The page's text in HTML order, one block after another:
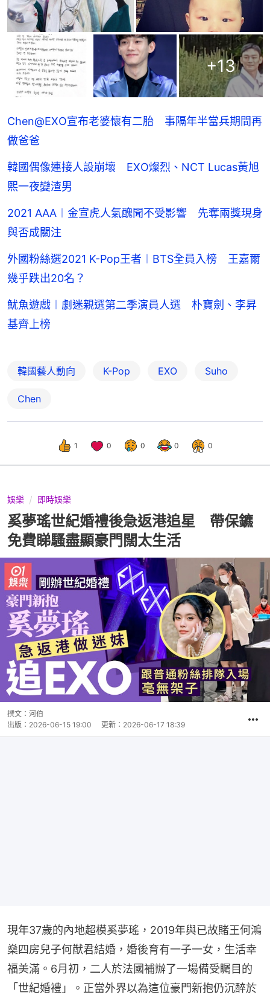
+13
Chen@EXO宣布老婆懷有二胎 事隔年半當兵期間再
做爸爸
韓國偶像連接人設崩壞 EXO燦烈、NCT Lucas黃旭
熙一夜變渣男
2021 AAA︱金宣虎人氣醜聞不受影響 先奪兩獎現身
與否成關注
外國粉絲選2021 K-Pop王者︱BTS全員入榜 王嘉爾
幾乎跌出20名？
魷魚遊戲︱劇迷親選第二季演員人選 朴寶劍、李昇
基齊上榜
韓國藝人動向 K-Pop EXO Suho
Chen
1 0 0 0 0
娛樂 即時娛樂
奚夢瑤世紀婚禮後急返港追星 帶保鑣
免費睇騷盡顯豪門闊太生活
撰文： 河伯
出版： 2026-06-15 19:00 更新： 2026-06-17 18:39
現年37歲的內地超模奚夢瑤，2019年與已故賭王何鴻
燊四房兒子何猷君結婚，婚後育有一子一女，生活幸
福美滿。6月初，二人於法國補辦了一場備受矚目的
「世紀婚禮」。正當外界以為這位豪門新抱仍沉醉於